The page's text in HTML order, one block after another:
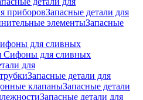
приборовЗапасные детали для
элементыЗапасные
для сливных
Сифоны для сливных
для
Запасные детали для
клапаныЗапасные детали
Запасные детали для